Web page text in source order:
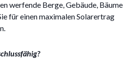
werfende Berge, Gebäude, Bäume
für einen maximalen Solarertrag